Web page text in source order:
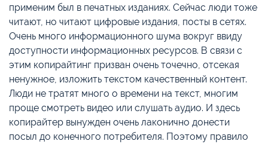
применим был в печатных изданиях. Сейчас люди тоже
читают, но читают цифровые издания, посты в сетях.
Очень много информационного шума вокруг ввиду
доступности информационных ресурсов. В связи с
этим копирайтинг призван очень точечно, отсекая
ненужное, изложить текстом качественный контент.
Люди не тратят много о времени на текст, многим
проще смотреть видео или слушать аудио. И здесь
копирайтер вынужден очень лаконично донести
посыл до конечного потребителя. Поэтому правило